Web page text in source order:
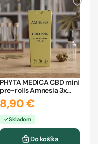
PHYTA MEDICA CBD mini
pre-rolls Amnesia 3x
0,55g
8,90 €
Skladom
Do košíka